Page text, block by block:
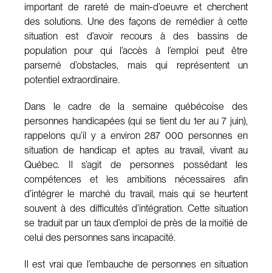
important de rareté de main-d’oeuvre et cherchent
des solutions. Une des façons de remédier à cette
situation est d’avoir recours à des bassins de
population pour qui l’accès à l’emploi peut être
parsemé d’obstacles, mais qui représentent un
potentiel extraordinaire.
Dans le cadre de la semaine québécoise des
personnes handicapées (qui se tient du 1er au 7 juin),
rappelons qu’il y a environ 287 000 personnes en
situation de handicap et aptes au travail, vivant au
Québec. Il s’agit de personnes possédant les
compétences et les ambitions nécessaires afin
d’intégrer le marché du travail, mais qui se heurtent
souvent à des difficultés d’intégration. Cette situation
se traduit par un taux d’emploi de près de la moitié de
celui des personnes sans incapacité.
Il est vrai que l’embauche de personnes en situation